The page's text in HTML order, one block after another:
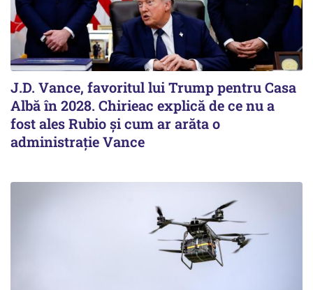
J.D. Vance, favoritul lui Trump pentru Casa
Albă în 2028. Chirieac explică de ce nu a
fost ales Rubio și cum ar arăta o
administrație Vance